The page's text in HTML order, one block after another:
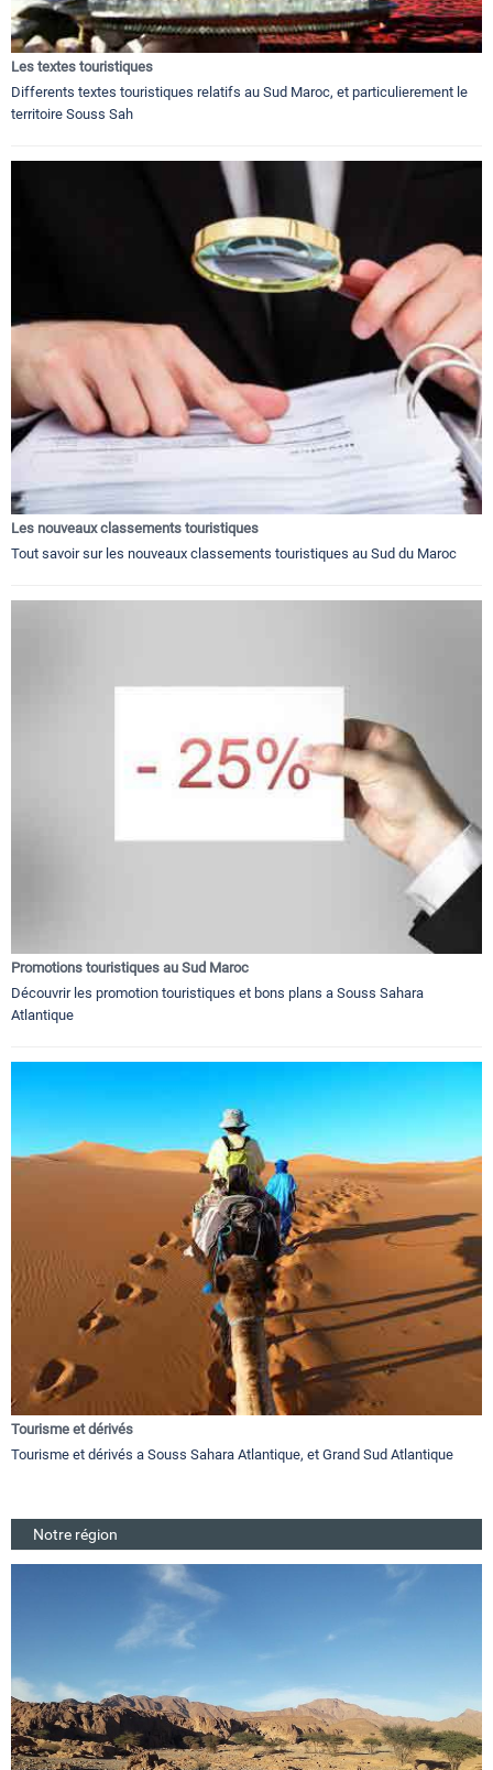
Les textes touristiques
Differents textes touristiques relatifs au Sud Maroc, et particulierement le
territoire Souss Sah
Les nouveaux classements touristiques
Tout savoir sur les nouveaux classements touristiques au Sud du Maroc
Promotions touristiques au Sud Maroc
Découvrir les promotion touristiques et bons plans a Souss Sahara
Atlantique
Tourisme et dérivés
Tourisme et dérivés a Souss Sahara Atlantique, et Grand Sud Atlantique
Notre région